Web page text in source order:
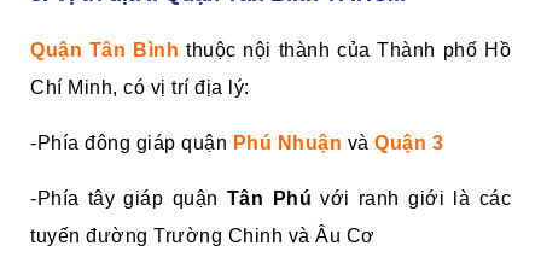
Quận Tân Bình thuộc nội thành của Thành phố Hồ
Chí Minh, có vị trí địa lý:
-Phía đông giáp quận Phú Nhuận và Quận 3
-Phía tây giáp quận Tân Phú với ranh giới là các
tuyến đường Trường Chinh và Âu Cơ